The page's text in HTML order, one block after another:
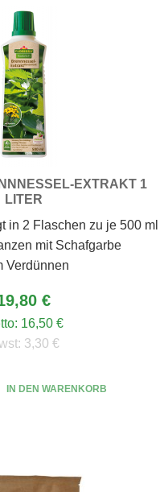
EXTRAKT 1
LITER
in 2 Flaschen zu je 500 ml
mit Schafgarbe
Verdünnen
€
16,50 €
3,30 €
IN DEN WARENKORB